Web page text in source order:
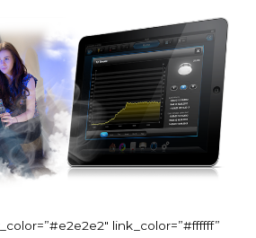
link_color=”#ffffff”